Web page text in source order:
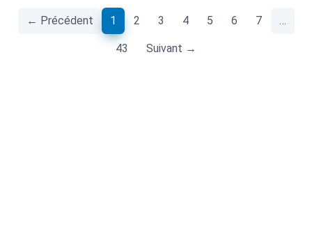
← Précédent 1 (current)
2 3 4 5 6 7 …
43 Suivant →